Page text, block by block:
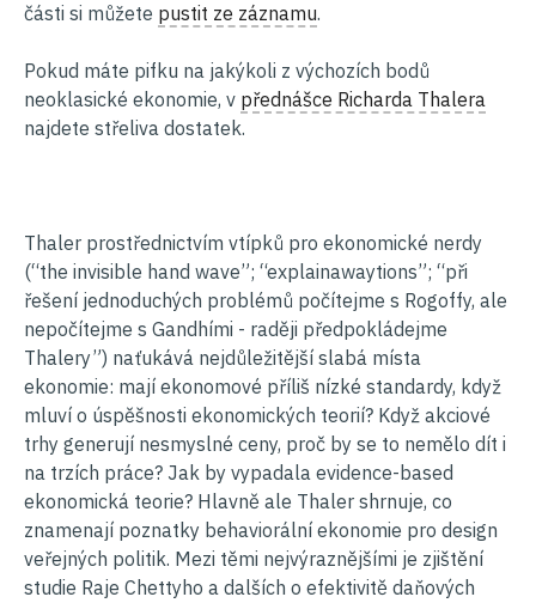
části si můžete pustit ze záznamu.
Pokud máte pifku na jakýkoli z výchozích bodů
neoklasické ekonomie, v přednášce Richarda Thalera
najdete střeliva dostatek.
Thaler prostřednictvím vtípků pro ekonomické nerdy
(“the invisible hand wave”; “explainawaytions”; “při
řešení jednoduchých problémů počítejme s Rogoffy, ale
nepočítejme s Gandhími - raději předpokládejme
Thalery”) naťukává nejdůležitější slabá místa
ekonomie: mají ekonomové příliš nízké standardy, když
mluví o úspěšnosti ekonomických teorií? Když akciové
trhy generují nesmyslné ceny, proč by se to nemělo dít i
na trzích práce? Jak by vypadala evidence-based
ekonomická teorie? Hlavně ale Thaler shrnuje, co
znamenají poznatky behaviorální ekonomie pro design
veřejných politik. Mezi těmi nejvýraznějšími je zjištění
studie Raje Chettyho a dalších o efektivitě daňových